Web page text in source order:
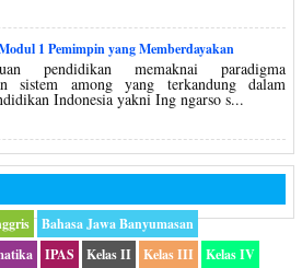
1 Pemimpin yang Memberdayakan
pendidikan memaknai paradigma
sistem among yang terkandung dalam
Indonesia yakni Ing ngarso s...
Bahasa Jawa Banyumasan
IPAS Kelas II Kelas III Kelas IV